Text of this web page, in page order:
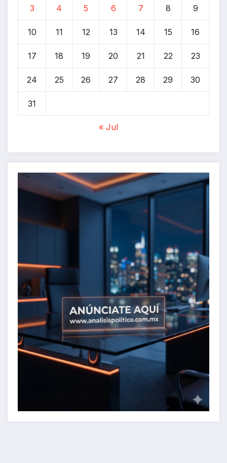
3 4 5 6 7 8 9
10 11 12 13 14 15 16
17 18 19 20 21 22 23
24 25 26 27 28 29 30
31
« Jul